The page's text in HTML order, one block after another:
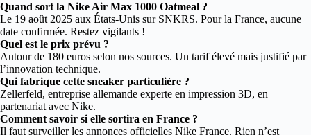
Quand sort la Nike Air Max 1000 Oatmeal ?
Le 19 août 2025 aux États-Unis sur SNKRS. Pour la France, aucune
date confirmée. Restez vigilants !
Quel est le prix prévu ?
Autour de 180 euros selon nos sources. Un tarif élevé mais justifié par
l’innovation technique.
Qui fabrique cette sneaker particulière ?
Zellerfeld, entreprise allemande experte en impression 3D, en
partenariat avec Nike.
Comment savoir si elle sortira en France ?
Il faut surveiller les annonces officielles Nike France. Rien n’est